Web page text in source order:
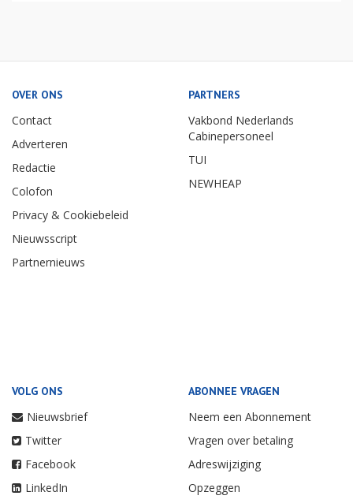
OVER ONS
Contact
Adverteren
Redactie
Colofon
Privacy & Cookiebeleid
Nieuwsscript
Partnernieuws
PARTNERS
Vakbond Nederlands
Cabinepersoneel
TUI
NEWHEAP
VOLG ONS
Nieuwsbrief
Twitter
Facebook
LinkedIn
ABONNEE VRAGEN
Neem een Abonnement
Vragen over betaling
Adreswijziging
Opzeggen